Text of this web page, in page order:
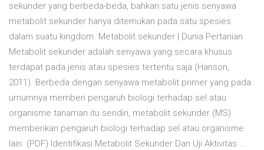
sekunder yang berbeda-beda, bahkan satu jenis senyawa
metabolit sekunder hanya ditemukan pada satu spesies
dalam suatu kingdom. Metabolit sekunder | Dunia Pertanian
Metabolit sekunder adalah senyawa yang secara khusus
terdapat pada jenis atau spesies tertentu saja (Hanson,
2011). Berbeda dengan senyawa metabolit primer yang pada
umumnya memberi pengaruh biologi terhadap sel atau
organisme tanaman itu sendiri, metabolit sekunder (MS)
memberikan pengaruh biologi terhadap sel atau organisme
lain. (PDF) Identifikasi Metabolit Sekunder Dan Uji Aktivitas ...